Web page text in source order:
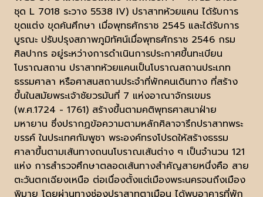
ชุด L 7018 ระวาง 5538 IV) ปราสาทห้วยแคน ได้รับการ
ขุดแต่ง ขุดค้นศึกษา เมื่อพุทธศักราช 2545 และได้รับการ
บูรณะ ปรับปรุงสภาพภูมิทัศน์เมื่อพุทธศักราช 2546 กรม
ศิลปากร อยู่ระหว่างการดำเนินการประกาศขึ้นทะเบียน
โบราณสถาน ปราสาทห้วยแคนเป็นโบราณสถานประเภท
ธรรมศาลา หรือศาสนสถานประจำที่พักคนเดินทาง ที่สร้าง
ขึ้นในสมัยพระเจ้าชัยวรมันที่ 7 แห่งอาณาจักรเขมร
(พ.ศ.1724 - 1761) สร้างขึ้นตามคติพุทธศาสนาฝ่าย
มหายาน ซึ่งปรากฏข้อความตามหลักศิลาจารึกปราสาทพระ
ขรรค์ ในประเทศกัมพูชา พระองค์ทรงโปรดให้สร้างธรรม
ศาลาขึ้นตามเส้นทางถนนโบราณเส้นต่าง ๆ เป็นจำนวน 121
แห่ง การสำรวจศึกษาตลอดเส้นทางสำคัญสายหนึ่งคือ สาย
ตะวันตกเฉียงเหนือ ต่อเนื่องตั้งแต่เมืองพระนครจนถึงเมือง
พิมาย โดยผ่านทางช่องปราสาทตาเมือน ได้พบอาคารที่พัก